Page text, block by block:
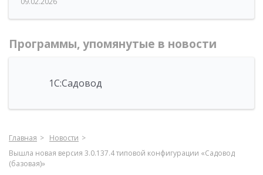
Программы, упомянутые в новости
1С:Садовод
Главная
Новости
Вышла новая версия 3.0.137.4 типовой конфигурации «Садовод
(базовая)»